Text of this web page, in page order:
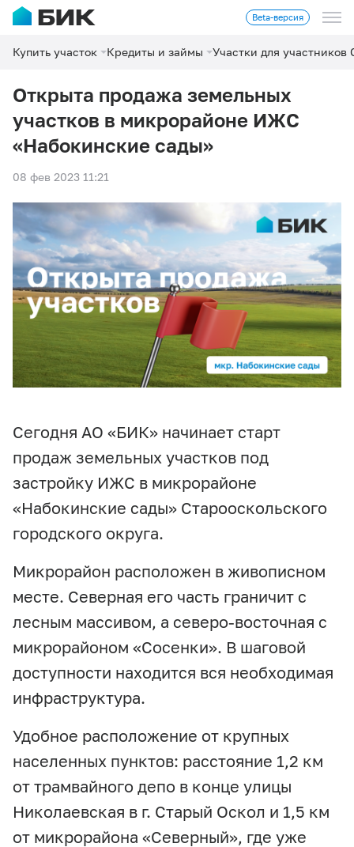
Beta-версия
Купить участок Кредиты и займы Участки для участников
Открыта продажа земельных
участков в микрорайоне ИЖС
«Набокинские сады»
08 фев 2023 11:21
Сегодня АО «БИК» начинает старт
продаж земельных участков под
застройку ИЖС в микрорайоне
«Набокинские сады» Старооскольского
городского округа.
Микрорайон расположен в живописном
месте. Северная его часть граничит с
лесным массивом, а северо-восточная с
микрорайоном «Сосенки». В шаговой
доступности находится вся необходимая
инфраструктура.
Удобное расположение от крупных
населенных пунктов: расстояние 1,2 км
от трамвайного депо в конце улицы
Николаевская в г. Старый Оскол и 1,5 км
от микрорайона «Северный», где уже